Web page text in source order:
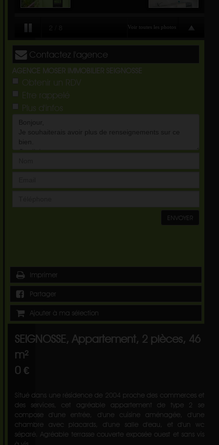
Contactez l'agence
AGENCE MOSER IMMOBILIER SEIGNOSSE
Obtenir un RDV
Etre rappelé
Plus d'infos
ENVOYER
Imprimer
Partager
Ajouter à ma sélection
SEIGNOSSE, Appartement, 2 pièces, 46
m²
0 €
Situé dans une résidence de 2004 proche des commerces et
des services, cet agréable appartement de type 2 se
compose d'une entrée, d'une cuisine aménagée, d'une
chambre avec placards, d'une salle d'eau, et d'un wc
séparé. Agréable terrasse couverte exposée ouest et sans vis